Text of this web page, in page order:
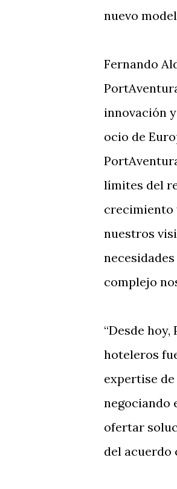
nuevo
Fernando
innovación
ocio de
límites del
crecimiento
nuestros
complejo
“Desde
hoteleros
expertise
negociando
ofertar
del acuerdo